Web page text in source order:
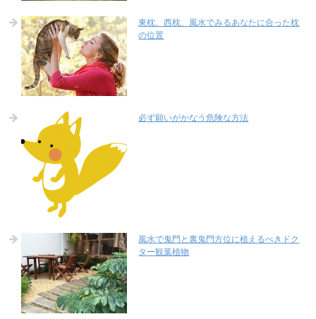
東枕、西枕、風水でみるあなたに合った枕
の位置
必ず願いがかなう危険な方法
風水で鬼門と裏鬼門方位に植えるべきドク
ター観葉植物